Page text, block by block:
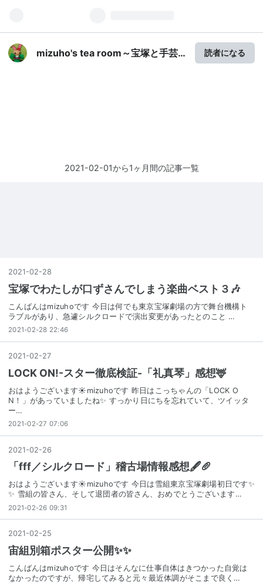
mizuho's tea room～宝塚と手芸
読者になる
2021-02-01から1ヶ月間の記事一覧
2021 -02-28
宝塚でわたしが口ずさんでしまう楽曲ベスト３🎶
こんばんはmizuhoです 今日は何でも東京宝塚劇場の方で舞台機構ト
ラブルがあり、急遽シルクロードで演出変更があったとのこと …
2021-02-28 22:46
2021 -02-27
LOCK ON!-スター徹底検証-「礼真琴」感想🦌
おはようございます☀mizuhoです 昨日はこっちゃんの「LOCK O
N！」があっていましたね✨ すっかり日にちを忘れていて、ツイッタ
ー…
2021-02-27 07:06
2021-02-26
「fff／シルクロード」稽古場情報感想🖋🥖
おはようございます☀mizuhoです 今日は雪組東京宝塚劇場初日です✨
✨ 雪組の皆さん、そして退団者の皆さん、おめでとうございます…
2021-02-26 09:31
2021 -02-25
宙組別箱ポスター公開✨✨
こんばんはmizuhoです 今日はそんなに仕事自体はきつかった自覚は
なかったのですが、帰宅してみると元々最近体調がそこまで良く…